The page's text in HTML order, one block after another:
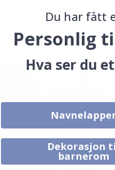
Fiskebensmønster / Peel and
kr 1 231,00
Du har fått
Personlig
Hva ser du
Dekorasjon
barnerom